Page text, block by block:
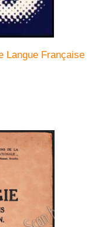
Langue Française